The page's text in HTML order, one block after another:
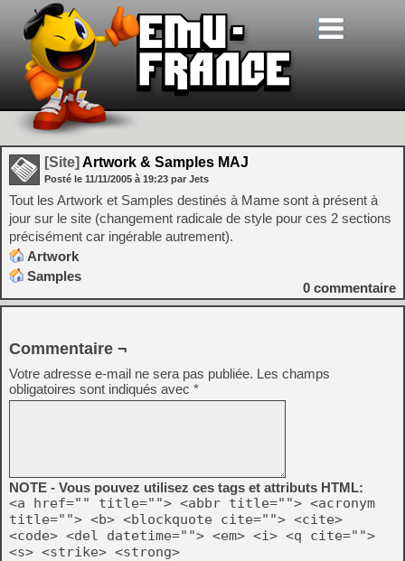
[Site] Artwork & Samples MAJ
Posté le 11/11/2005 à 19:23 par Jets
Tout les Artwork et Samples destinés à Mame sont à présent à
jour sur le site (changement radicale de style pour ces 2 sections
précisément car ingérable autrement).
Artwork
Samples
0 commentaire
Commentaire ¬
Votre adresse e-mail ne sera pas publiée. Les champs
obligatoires sont indiqués avec *
NOTE - Vous pouvez utilisez ces tags et attributs HTML:
<a href="" title=""> <abbr title=""> <acronym
title=""> <b> <blockquote cite=""> <cite>
<code> <del datetime=""> <em> <i> <q cite="">
<s> <strike> <strong>